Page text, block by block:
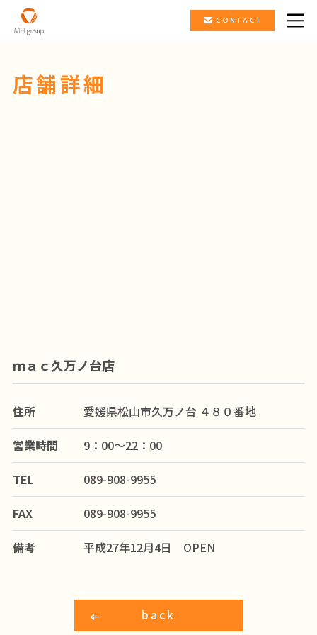
CONTACT
店舗詳細
ｍａｃ久万ノ台店
住所
愛媛県松山市久万ノ台 ４８０番地
営業時間
9：00～22：00
TEL
089-908-9955
FAX
089-908-9955
備考
平成27年12月4日 OPEN
back